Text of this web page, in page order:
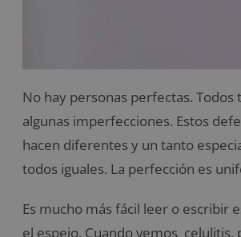
No hay personas perfectas.
algunas imperfecciones. Estos
hacen diferentes y un tanto
todos iguales. La perfección es
Es mucho más fácil leer o escribir
el espejo. Cuando vemos celulitis,